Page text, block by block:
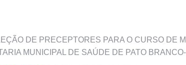
DE PRECEPTORES PARA O CURSO DE
MUNICIPAL DE SAÚDE DE PATO